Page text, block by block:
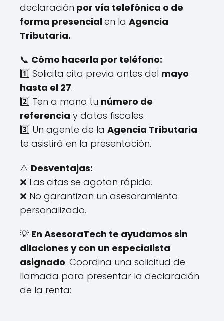
declaración por vía telefónica o de
forma presencialen la Agencia
Tributaria.
📞 Cómo hacerla por teléfono:
1️⃣ Solicita cita previa antes del mayo
hasta el 27.
2️⃣ Ten a mano tu número de
referencia y datos fiscales.
3️⃣ Un agente de la Agencia Tributaria
te asistirá en la presentación.
⚠️ Desventajas:
❌ Las citas se agotan rápido.
❌ No garantizan un asesoramiento
personalizado.
💡 En AsesoraTech te ayudamos sin
dilaciones y con un especialista
asignado. Coordina una solicitud de
llamada para presentar la declaración
de la renta: